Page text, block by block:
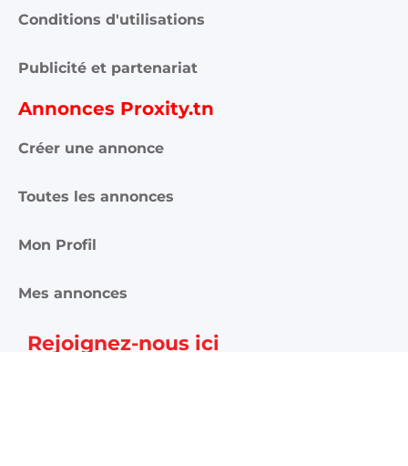
Conditions d'utilisations
Publicité et partenariat
Annonces Proxity.tn
Créer une annonce
Toutes les annonces
Mon Profil
Mes annonces
Rejoignez-nous ici